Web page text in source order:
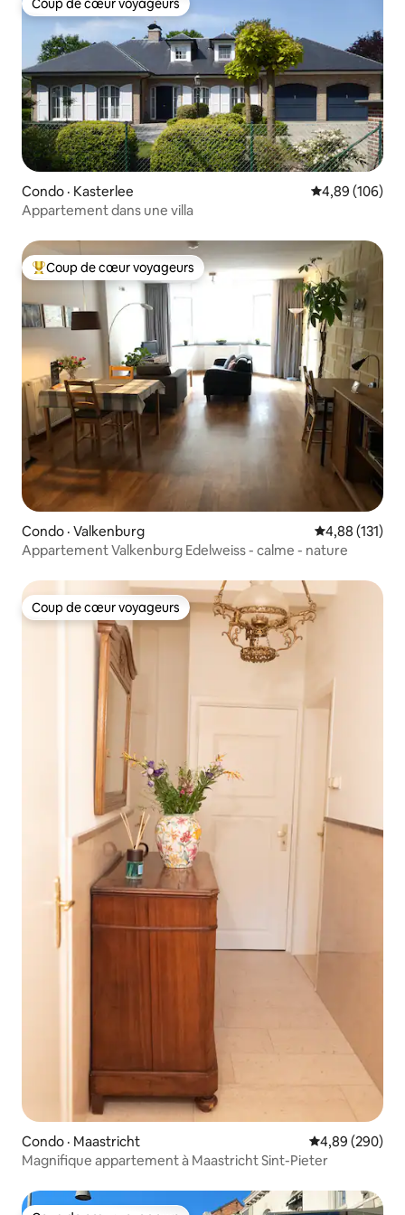
Coup de cœur voyageurs
Coup de cœur voyageurs
Condo · Kasterlee Note
4,89 (106)
Appartement dans une villa
Coup de cœur voyageurs parmi les plus aimés
Coup de cœur voyageurs
Condo · Valkenburg Note
4,88 (131)
Appartement Valkenburg Edelweiss - calme - nature
Coup de cœur voyageurs
Coup de cœur voyageurs
Condo · Maastricht Note
4,89 (290)
Magnifique appartement à Maastricht Sint-Pieter